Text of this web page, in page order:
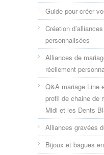
Guide pour créer
Création
personnalisées
Alliances de
réellement
Q&A mariage Line
profil de chaine de
Midi et les Dents
Alliances gravées
Bijoux et bagues